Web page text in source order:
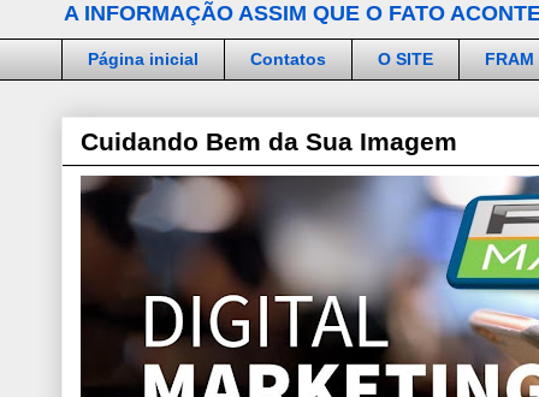
A INFORMAÇÃO ASSIM QUE O FATO
Página inicial Contatos O SITE FRAM
Cuidando Bem da Sua Imagem